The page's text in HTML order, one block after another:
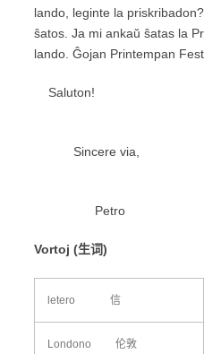
lando, leginte la
ŝatos. Ja mi ankaŭ ŝatas la
lando. Ĝojan Printempan
Saluton!
Sincere via,
Petro
Vortoj (生词)
letero 信
Londono 伦敦